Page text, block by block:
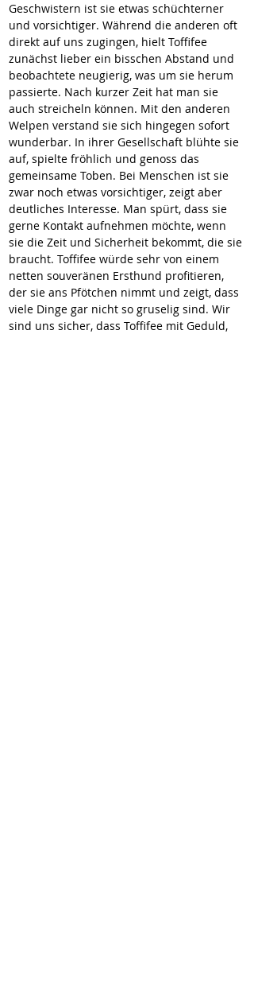
Geschwistern ist sie etwas schüchterner
und vorsichtiger. Während die anderen oft
direkt auf uns zugingen, hielt Toffifee
zunächst lieber ein bisschen Abstand und
beobachtete neugierig, was um sie herum
passierte. Nach kurzer Zeit hat man sie
auch streicheln können. Mit den anderen
Welpen verstand sie sich hingegen sofort
wunderbar. In ihrer Gesellschaft blühte sie
auf, spielte fröhlich und genoss das
gemeinsame Toben. Bei Menschen ist sie
zwar noch etwas vorsichtiger, zeigt aber
deutliches Interesse. Man spürt, dass sie
gerne Kontakt aufnehmen möchte, wenn
sie die Zeit und Sicherheit bekommt, die sie
braucht. Toffifee würde sehr von einem
netten souveränen Ersthund profitieren,
der sie ans Pfötchen nimmt und zeigt, dass
viele Dinge gar nicht so gruselig sind. Wir
sind uns sicher, dass Toffifee mit Geduld,